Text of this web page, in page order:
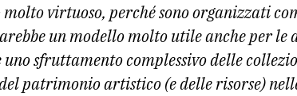
virtuoso, perché sono organizzati
un modello molto utile anche per
uno sfruttamento complessivo delle
patrimonio artistico (e delle risorse)